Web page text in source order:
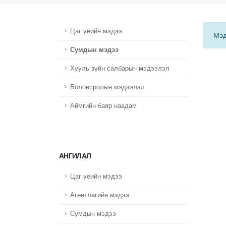
Цаг үеийн мэдээ
Сумдын мэдээ
Хууль зүйн салбарын мэдээлэл
Боловсролын мэдээлэл
Аймгийн баяр наадам
АНГИЛАЛ
Цаг үеийн мэдээ
Агентлагийн мэдээ
Сумдын мэдээ